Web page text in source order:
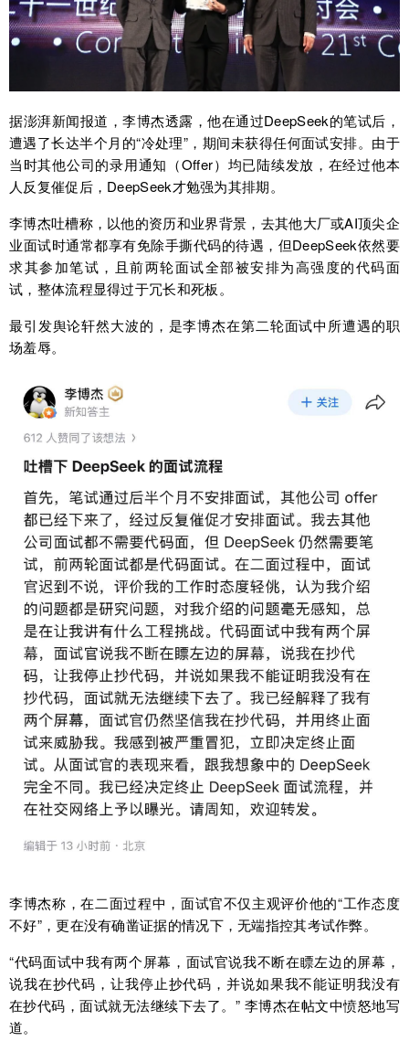
据澎湃新闻报道，李博杰透露，他在通过DeepSeek的笔试后，
遭遇了长达半个月的“冷处理”，期间未获得任何面试安排。由于
当时其他公司的录用通知（Offer）均已陆续发放，在经过他本
人反复催促后，DeepSeek才勉强为其排期。
李博杰吐槽称，以他的资历和业界背景，去其他大厂或AI顶尖企
业面试时通常都享有免除手撕代码的待遇，但DeepSeek依然要
求其参加笔试，且前两轮面试全部被安排为高强度的代码面
试，整体流程显得过于冗长和死板。
最引发舆论轩然大波的，是李博杰在第二轮面试中所遭遇的职
场羞辱。
李博杰称，在二面过程中，面试官不仅主观评价他的“工作态度
不好”，更在没有确凿证据的情况下，无端指控其考试作弊。
“代码面试中我有两个屏幕，面试官说我不断在瞟左边的屏幕，
说我在抄代码，让我停止抄代码，并说如果我不能证明我没有
在抄代码，面试就无法继续下去了。” 李博杰在帖文中愤怒地写
道。